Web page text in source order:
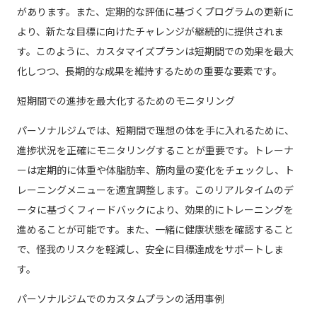
があります。また、定期的な評価に基づくプログラムの更新に
より、新たな目標に向けたチャレンジが継続的に提供されま
す。このように、カスタマイズプランは短期間での効果を最大
化しつつ、長期的な成果を維持するための重要な要素です。
短期間での進捗を最大化するためのモニタリング
パーソナルジムでは、短期間で理想の体を手に入れるために、
進捗状況を正確にモニタリングすることが重要です。トレーナ
ーは定期的に体重や体脂肪率、筋肉量の変化をチェックし、ト
レーニングメニューを適宜調整します。このリアルタイムのデ
ータに基づくフィードバックにより、効果的にトレーニングを
進めることが可能です。また、一緒に健康状態を確認すること
で、怪我のリスクを軽減し、安全に目標達成をサポートしま
す。
パーソナルジムでのカスタムプランの活用事例